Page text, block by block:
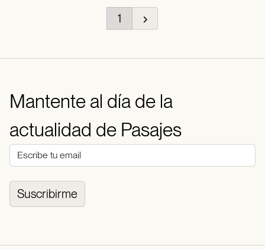
1
Mantente al día de la
actualidad de Pasajes
Suscribirme